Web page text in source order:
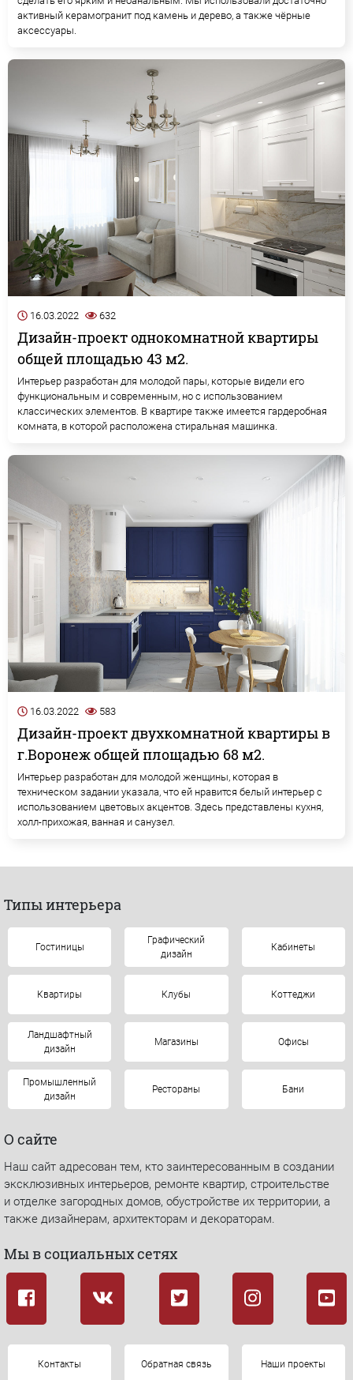
активный керамогранит под камень и дерево, а также чёрные
аксессуары.
16.03.2022 632
Дизайн-проект однокомнатной квартиры
общей площадью 43 м2.
Интерьер разработан для молодой пары, которые видели его
функциональным и современным, но с использованием
классических элементов. В квартире также имеется гардеробная
комната, в которой расположена стиральная машинка.
16.03.2022 583
Дизайн-проект двухкомнатной квартиры в
г.Воронеж общей площадью 68 м2.
Интерьер разработан для молодой женщины, которая в
техническом задании указала, что ей нравится белый интерьер с
использованием цветовых акцентов. Здесь представлены кухня,
холл-прихожая, ванная и санузел.
Типы интерьера
Гостиницы
Графический
дизайн
Кабинеты
Квартиры Клубы Коттеджи
Ландшафтный
дизайн
Магазины Офисы
Промышленный
дизайн
Рестораны Бани
О сайте
Наш сайт адресован тем, кто заинтересованным в создании
эксклюзивных интерьеров, ремонте квартир, строительстве
и отделке загородных домов, обустройстве их территории, а
также дизайнерам, архитекторам и декораторам.
Мы в социальных сетях
Контакты Обратная связь Наши проекты